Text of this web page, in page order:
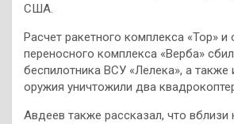
США.
Расчет ракетного комплекса «Тор» и
переносного комплекса «Верба»
беспилотника ВСУ «Лелека», а также
оружия уничтожили два
Авдеев также рассказал, что вблизи